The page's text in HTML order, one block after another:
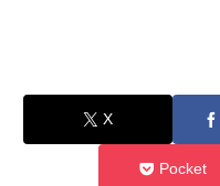
X
Pocket